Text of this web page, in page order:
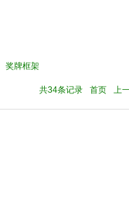
奖牌框架
共34条记录 首页 上